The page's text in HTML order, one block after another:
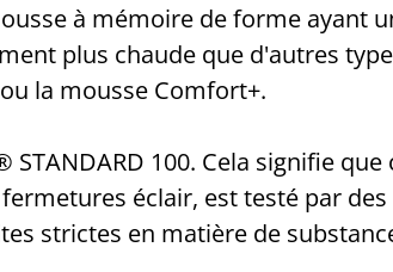
à mémoire de forme ayant
plus chaude que d'autres
la mousse Comfort+.
STANDARD 100. Cela signifie
éclair, est testé par des
strictes en matière de